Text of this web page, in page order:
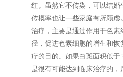
红。虽然它不传染，可以结婚
传概率也让一些家庭有所顾虑
治疗，主要是通过作用于色素
径，促进色素细胞的增生和恢
疗的目的。如果白斑面积低于
是很有可能达到临床治疗的，